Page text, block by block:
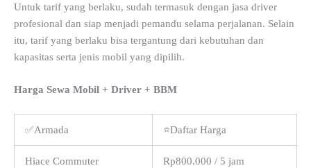
Untuk tarif yang berlaku, sudah termasuk dengan jasa driver
profesional dan siap menjadi pemandu selama perjalanan. Selain
itu, tarif yang berlaku bisa tergantung dari kebutuhan dan
kapasitas serta jenis mobil yang dipilih.
Harga Sewa Mobil + Driver + BBM
✅Armada ⭐Daftar Harga
Hiace Commuter Rp800.000 / 5 jam